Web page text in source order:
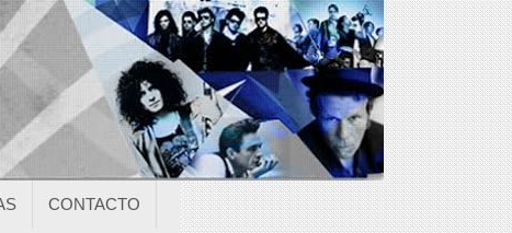
CONTACTO